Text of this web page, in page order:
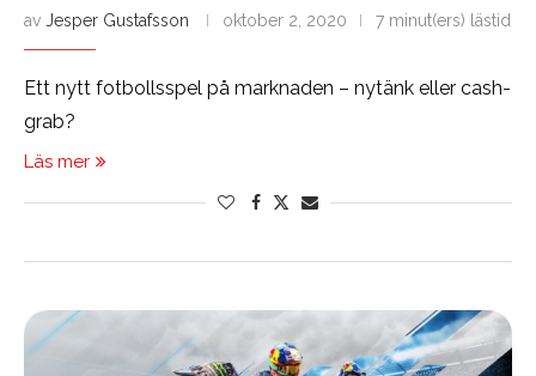
av Jesper Gustafsson oktober 2, 2020 7 minut(ers) lästid
Ett nytt fotbollsspel på marknaden – nytänk eller cash-
grab?
Läs mer